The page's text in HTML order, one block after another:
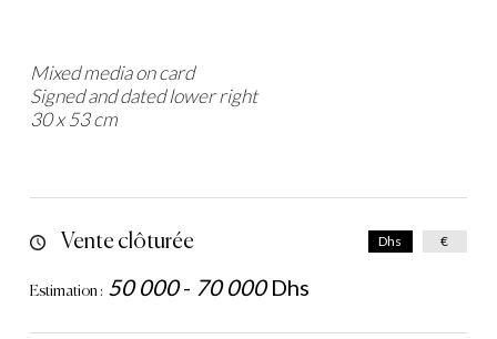
Mixed media on card
Signed and dated lower right
30 x 53 cm
Vente clôturée
Estimation : 50 000- 70 000 Dhs
Dhs €